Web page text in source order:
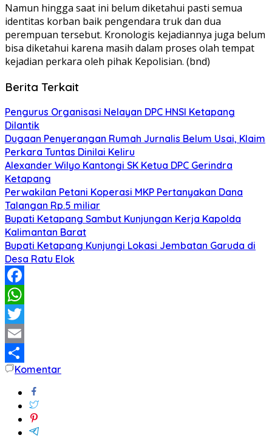
Namun hingga saat ini belum diketahui pasti semua
identitas korban baik pengendara truk dan dua
perempuan tersebut. Kronologis kejadiannya juga belum
bisa diketahui karena masih dalam proses olah tempat
kejadian perkara oleh pihak Kepolisian. (bnd)
Berita Terkait
Pengurus Organisasi Nelayan DPC HNSI Ketapang
Dilantik
Dugaan Penyerangan Rumah Jurnalis Belum Usai, Klaim
Perkara Tuntas Dinilai Keliru
Alexander Wilyo Kantongi SK Ketua DPC Gerindra
Ketapang
Perwakilan Petani Koperasi MKP Pertanyakan Dana
Talangan Rp.5 miliar
Bupati Ketapang Sambut Kunjungan Kerja Kapolda
Kalimantan Barat
Bupati Ketapang Kunjungi Lokasi Jembatan Garuda di
Desa Ratu Elok
Facebook
WhatsApp
Twitter
Email
Share
Komentar